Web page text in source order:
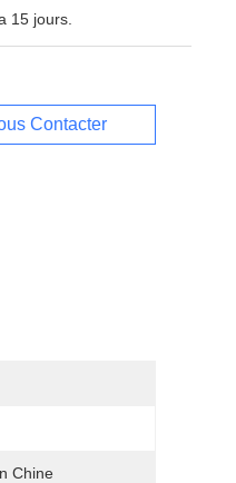
15 jours.
Contacter
Chine